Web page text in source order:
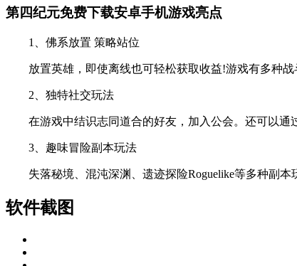
第四纪元免费下载安卓手机游戏亮点
1、佛系放置 策略站位
放置英雄，即使离线也可轻松获取收益!游戏有多种战
2、独特社交玩法
在游戏中结识志同道合的好友，加入公会。还可以通
3、趣味冒险副本玩法
失落秘境、混沌深渊、遗迹探险Roguelike等多种副本
软件截图